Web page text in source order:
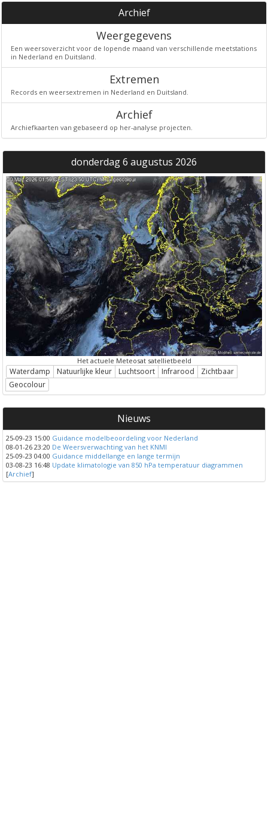
Archief
Weergegevens
Een weersoverzicht voor de lopende maand van verschillende meetstations
in Nederland en Duitsland.
Extremen
Records en weersextremen in Nederland en Duitsland.
Archief
Archiefkaarten van gebaseerd op her-analyse projecten.
donderdag 6 augustus 2026
Het actuele Meteosat satellietbeeld
Waterdamp Natuurlijke kleur Luchtsoort Infrarood
Zichtbaar
Geocolour
Nieuws
25-09-23 15:00 Guidance modelbeoordeling voor Nederland
08-01-26 23:20 De Weersverwachting van het KNMI
25-09-23 04:00 Guidance middellange en lange termijn
03-08-23 16:48 Update klimatologie van 850 hPa temperatuur diagrammen
[Archief]